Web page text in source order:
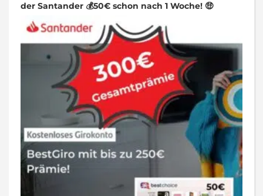
der Santander 💰50€ schon nach 1 Woche! 🤑